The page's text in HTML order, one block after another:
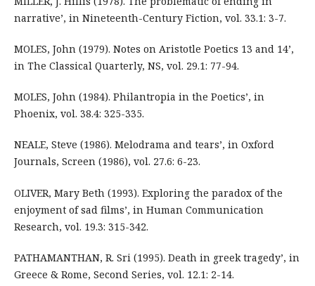
narrative’, in Nineteenth-Century Fiction, vol. 33.1: 3-7.
MOLES, John (1979). Notes on Aristotle Poetics 13 and 14’,
in The Classical Quarterly, NS, vol. 29.1: 77-94.
MOLES, John (1984). Philantropia in the Poetics’, in
Phoenix, vol. 38.4: 325-335.
NEALE, Steve (1986). Melodrama and tears’, in Oxford
Journals, Screen (1986), vol. 27.6: 6-23.
OLIVER, Mary Beth (1993). Exploring the paradox of the
enjoyment of sad films’, in Human Communication
Research, vol. 19.3: 315-342.
PATHAMANTHAN, R. Sri (1995). Death in greek tragedy’, in
Greece & Rome, Second Series, vol. 12.1: 2-14.